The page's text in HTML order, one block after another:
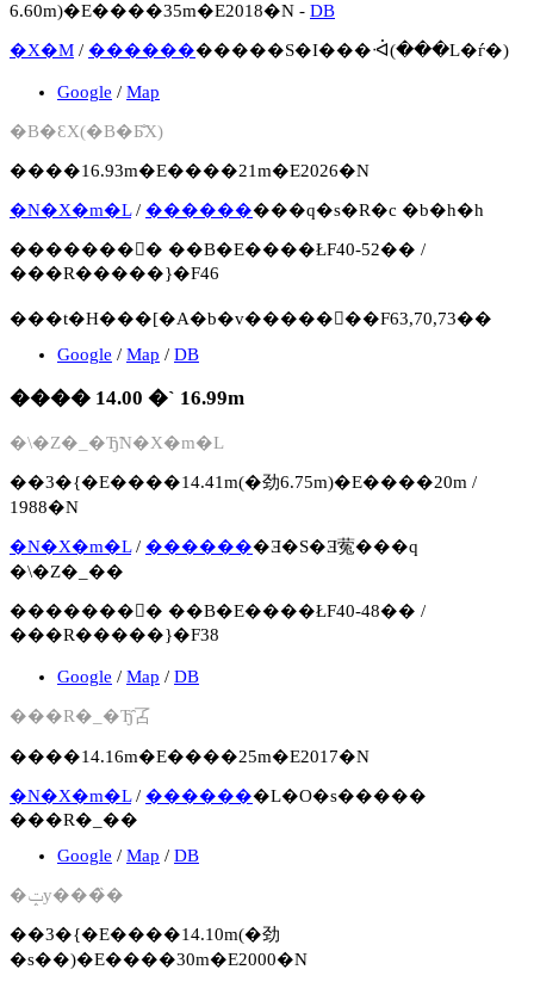
6.60m)�E����35m�E2018�N - DB
�X�M / �����������S�I���ᐙ(���L�ѓ�)
Google / Map
�B�ƐX(�B�Ƃ̐X)
����16.93m�E����21m�E2026�N
�N�X�m�L/ ���������q�s�R�c �b�h�h
�������񍐏� ��B�E����ŁF40-52�� /
���R�����}�F46
���t�H���[�A�b�v�����񍐏��F63,70,73��
Google / Map / DB
���� 14.00 �` 16.99m
�\�Z�_�Ђ̃N�X�m�L
��3�{�E����14.41m(�劲6.75m)�E����20m /
1988�N
�N�X�m�L/ �������Ǝ�S�Ǝ蒬���q
�\�Z�_��
�������񍐏� ��B�E����ŁF40-48�� /
���R�����}�F38
Google / Map / DB
���R�_�Ђ̑叾
����14.16m�E����25m�E2017�N
�N�X�m�L/ �������L�O�s�����
���R�_��
Google / Map / DB
�ݓy���̏�
��3�{�E����14.10m(�劲
�s��)�E����30m�E2000�N